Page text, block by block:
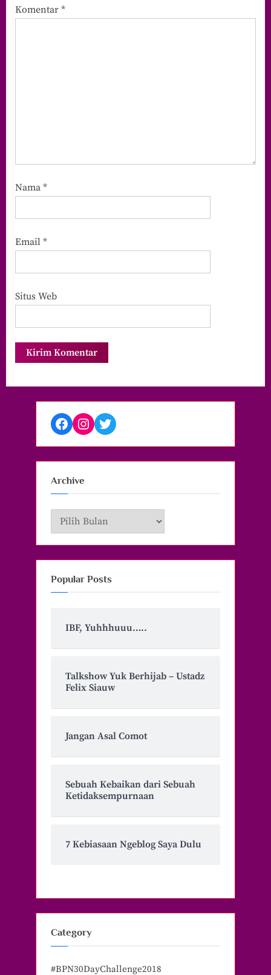
Komentar *
Nama *
Email *
Situs Web
Facebook
Instagram
Twitter
Archive
Archive
Popular Posts
IBF, Yuhhhuuu…..
Talkshow Yuk Berhijab – Ustadz
Felix Siauw
Jangan Asal Comot
Sebuah Kebaikan dari Sebuah
Ketidaksempurnaan
7 Kebiasaan Ngeblog Saya Dulu
Category
#BPN30DayChallenge2018